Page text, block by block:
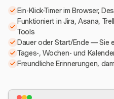
Ein-Klick-Timer im Browser,
Funktioniert in Jira, Asana,
Tools
Dauer oder Start/Ende — Sie
Tages-, Wochen- und
Freundliche Erinnerungen,